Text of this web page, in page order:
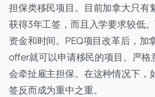
担保类移民项目。目前加拿大只有
获得3年工签，而且入学要求较低
资金和时间。PEQ项目改革后，加
offer就可以申请移民的项目。严格
会牵扯雇主担保。在这种情况下，
签反而成为重中之重。